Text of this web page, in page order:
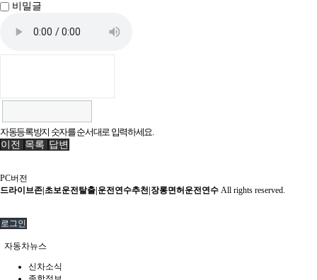
비밀글
자동등록방지 숫자를 순서대로 입력하세요.
이전 목록 답변
PC버전
드라이브존|초보운전탈출|운전연수추천|장롱면허운전연수 All rights reserved.
로그인
자동차뉴스
신차소식